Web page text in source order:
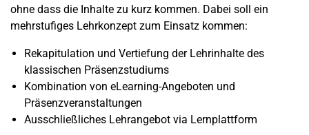
ohne dass die Inhalte zu kurz kommen. Dabei soll ein
mehrstufiges Lehrkonzept zum Einsatz kommen:
Rekapitulation und Vertiefung der Lehrinhalte des
klassischen Präsenzstudiums
Kombination von eLearning-Angeboten und
Präsenzveranstaltungen
Ausschließliches Lehrangebot via Lernplattform